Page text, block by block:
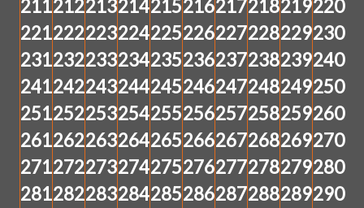
211212213214215216217218219220
221222223224225226227228229230
231232233234235236237238239240
241242243244245246247248249250
251252253254255256257258259260
261262263264265266267268269270
271272273274275276277278279280
281282283284285286287288289290